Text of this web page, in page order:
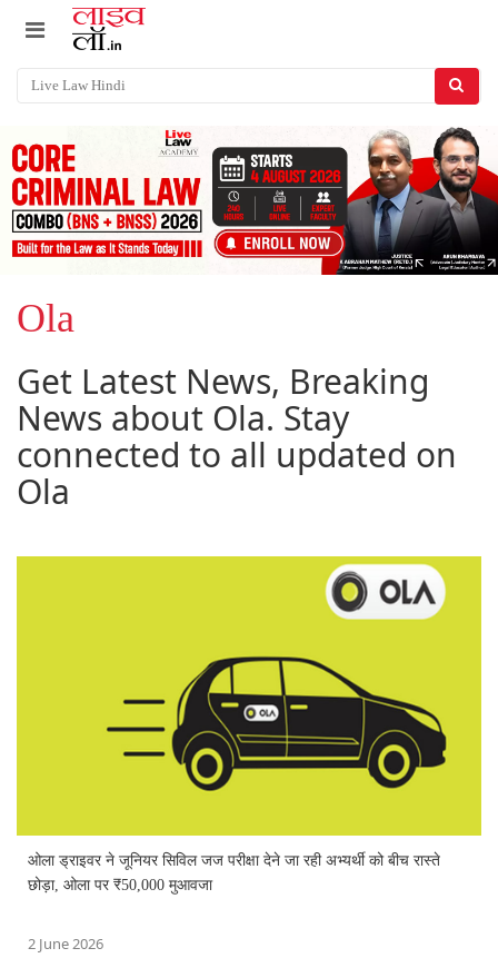
Ola
Get Latest News, Breaking
News about Ola. Stay
connected to all updated on
Ola
ओला ड्राइवर ने जूनियर सिविल जज परीक्षा देने जा रही अभ्यर्थी को बीच रास्ते
छोड़ा, ओला पर ₹50,000 मुआवजा
2 June 2026